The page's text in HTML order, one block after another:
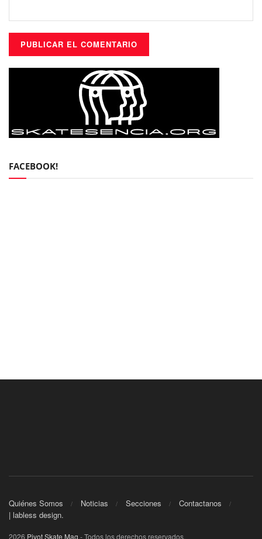
FACEBOOK!
Quiénes Somos Noticias Secciones
Contactanos
| labless design.
2026 Pivot Skate Mag - Todos los derechos reservados.